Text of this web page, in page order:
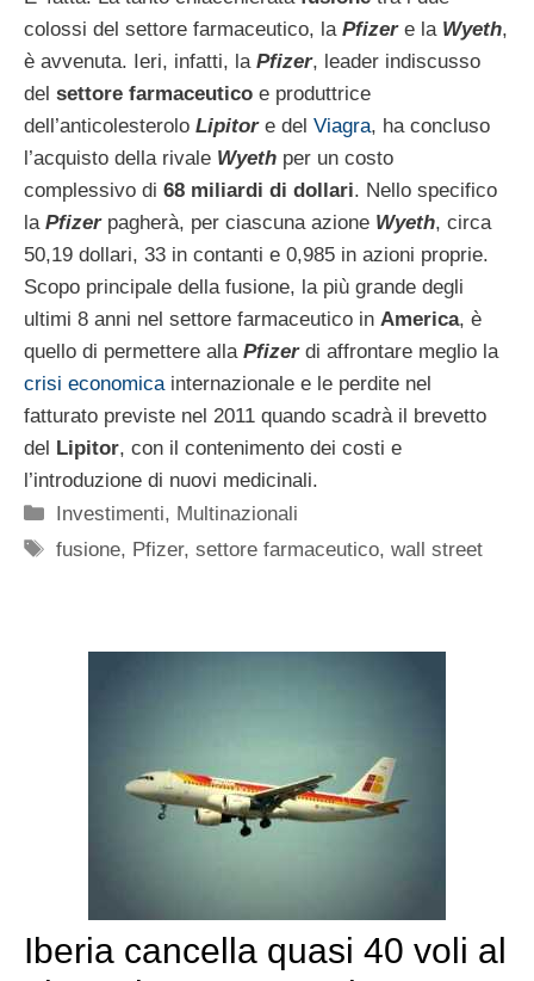
colossi del settore farmaceutico, la Pfizere la Wyeth,
è avvenuta. Ieri, infatti, la Pfizer, leader indiscusso
del settore farmaceutico e produttrice
dell’anticolesterolo Lipitore del Viagra, ha concluso
l’acquisto della rivale Wyeth per un costo
complessivo di 68 miliardi di dollari. Nello specifico
la Pfizer pagherà, per ciascuna azione Wyeth, circa
50,19 dollari, 33 in contanti e 0,985 in azioni proprie.
Scopo principale della fusione, la più grande degli
ultimi 8 anni nel settore farmaceutico in America, è
quello di permettere alla Pfizerdi affrontare meglio la
crisi economica internazionale e le perdite nel
fatturato previste nel 2011 quando scadrà il brevetto
del Lipitor, con il contenimento dei costi e
l’introduzione di nuovi medicinali.
Categorie
Investimenti, Multinazionali
Tag
fusione, Pfizer,settore farmaceutico,wall street
Iberia cancella quasi 40 voli al